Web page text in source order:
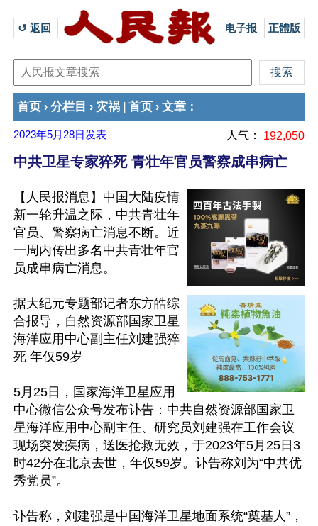
↺ 返回 电子报 正體版
首页 › 分栏目 › 灾祸 首页 › 文章 ：
2023年5月28日 发表 人气： 192,050
中共卫星专家猝死 青壮年官员警察成串病亡
【人民报消息】中国大陆疫情
新一轮升温之际，中共青壮年
官员、警察病亡消息不断。近
一周内传出多名中共青壮年官
员成串病亡消息。
据大纪元专题部记者东方皓综
合报导，自然资源部国家卫星
海洋应用中心副主任刘建强猝
死 年仅59岁
5月25日，国家海洋卫星应用
中心微信公众号发布讣告：中共自然资源部国家卫
星海洋应用中心副主任、研究员刘建强在工作会议
现场突发疾病，送医抢救无效，于2023年5月25日3
时42分在北京去世，年仅59岁。讣告称刘为“中共优
秀党员”。
讣告称，刘建强是中国海洋卫星地面系统“奠基人”，